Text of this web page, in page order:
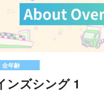
全年齢
ンズシング 1